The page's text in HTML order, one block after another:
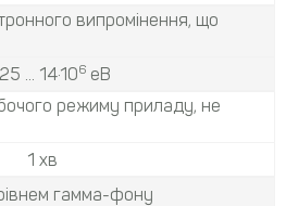
випромінення, що
... 14·106еВ
режиму приладу, не
1 хв
гамма-фону